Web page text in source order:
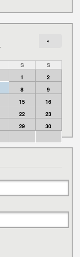
»
S
S
1
2
8
9
15
16
22
23
29
30